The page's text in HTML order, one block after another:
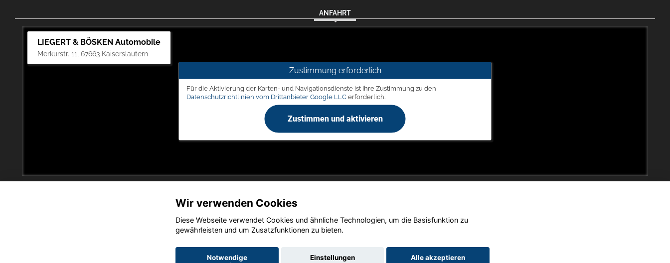
ANFAHRT
LIEGERT & BÖSKEN Automobile
Merkurstr. 11, 67663 Kaiserslautern
Zustimmung erforderlich
Für die Aktivierung der Karten- und Navigationsdienste ist Ihre Zustimmung zu den
Datenschutzrichtlinien vom Drittanbieter Google LLCerforderlich.
Zustimmen und aktivieren
Copyright © 2026. LIEGERT & BÖSKEN Automobile
Wir verwenden Cookies
Diese Webseite verwendet Cookies und ähnliche Technologien, um die Basisfunktion zu
gewährleisten und um Zusatzfunktionen zu bieten.
Notwendige
Einstellungen Alle akzeptieren